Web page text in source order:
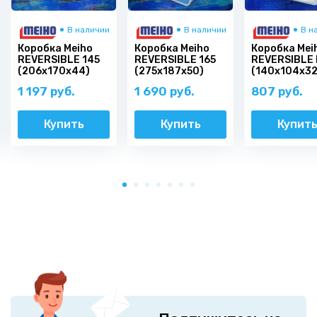
В наличии
Коробка Meiho
REVERSIBLE 145
(206х170х44)
1 197 руб.
Купить
В наличии
Коробка Meiho
REVERSIBLE 165
(275х187х50)
1 690 руб.
Купить
В
Коробка
807 руб.
Купить